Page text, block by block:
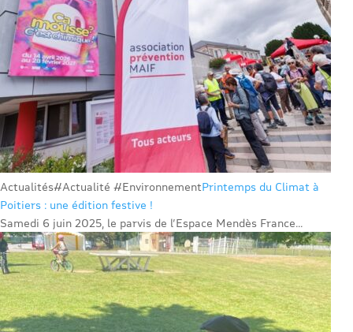
Actualités#Actualité #EnvironnementPrintemps du Climat à
Poitiers : une édition festive !
Samedi 6 juin 2025, le parvis de l’Espace Mendès France...